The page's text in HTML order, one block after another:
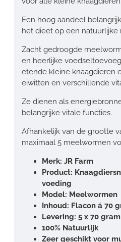
Een hoog aandeel
het dieet op een natuurlijke
Zacht gedroogde
en heerlijke
etende kleine knaagdieren
eiwitten en verschillende
Ze dienen als
belangrijke vitale functies.
Afhankelijk van de grootte
maximaal 5 meelwormen
Merk: JR Farm
Product:
voeding
Model: Meelwormen
Inhoud: Flacon á 70
Levering: 5 x 70 gram
100% Natuurlijk
Zeer geschikt voor